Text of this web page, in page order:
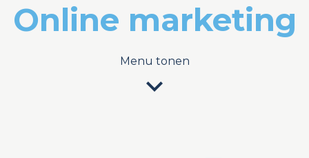
Online marketing
Menu tonen
expand_more